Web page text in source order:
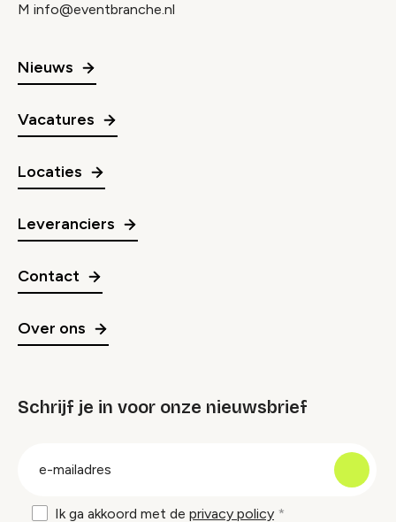
M info@eventbranche.nl
Nieuws
Vacatures
Locaties
Leveranciers
Contact
Over ons
Schrijf je in voor onze nieuwsbrief
Ik ga akkoord met de privacy policy